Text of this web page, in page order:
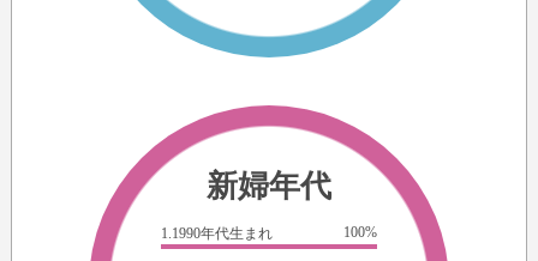
新婦年代
1.1990年代生まれ 100%